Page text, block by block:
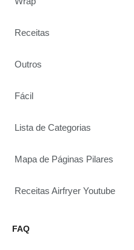
Receitas
Outros
Fácil
Lista de Categorias
Mapa de Páginas Pilares
Receitas Airfryer Youtube
FAQ